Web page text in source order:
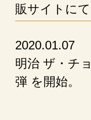
販サイトに
2020.01.07
明治 ザ・チ
弾 を開始。